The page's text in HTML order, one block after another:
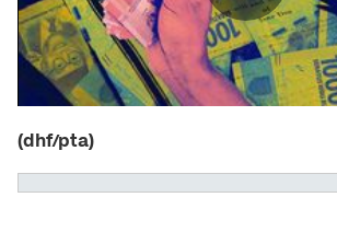
(dhf/pta)